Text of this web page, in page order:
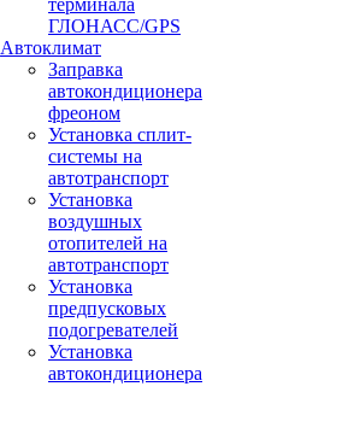
терминала
ГЛОНАСС/GPS
Автоклимат
Заправка
автокондиционера
фреоном
Установка сплит-
системы на
автотранспорт
Установка
воздушных
отопителей на
автотранспорт
Установка
предпусковых
подогревателей
Установка
автокондиционера